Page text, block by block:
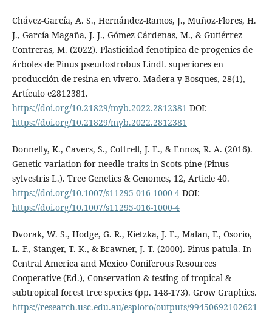
Chávez-García, A. S., Hernández-Ramos, J., Muñoz-Flores, H.
J., García-Magaña, J. J., Gómez-Cárdenas, M., & Gutiérrez-
Contreras, M. (2022). Plasticidad fenotípica de progenies de
árboles de Pinus pseudostrobus Lindl. superiores en
producción de resina en vivero. Madera y Bosques, 28(1),
Artículo e2812381.
https://doi.org/10.21829/myb.2022.2812381 DOI:
https://doi.org/10.21829/myb.2022.2812381
Donnelly, K., Cavers, S., Cottrell, J. E., & Ennos, R. A. (2016).
Genetic variation for needle traits in Scots pine (Pinus
sylvestris L.). Tree Genetics & Genomes, 12, Article 40.
https://doi.org/10.1007/s11295-016-1000-4DOI:
https://doi.org/10.1007/s11295-016-1000-4
Dvorak, W. S., Hodge, G. R., Kietzka, J. E., Malan, F., Osorio,
L. F., Stanger, T. K., & Brawner, J. T. (2000). Pinus patula. In
Central America and Mexico Coniferous Resources
Cooperative (Ed.), Conservation & testing of tropical &
subtropical forest tree species (pp. 148-173). Grow Graphics.
https://research.usc.edu.au/esploro/outputs/99450692102621